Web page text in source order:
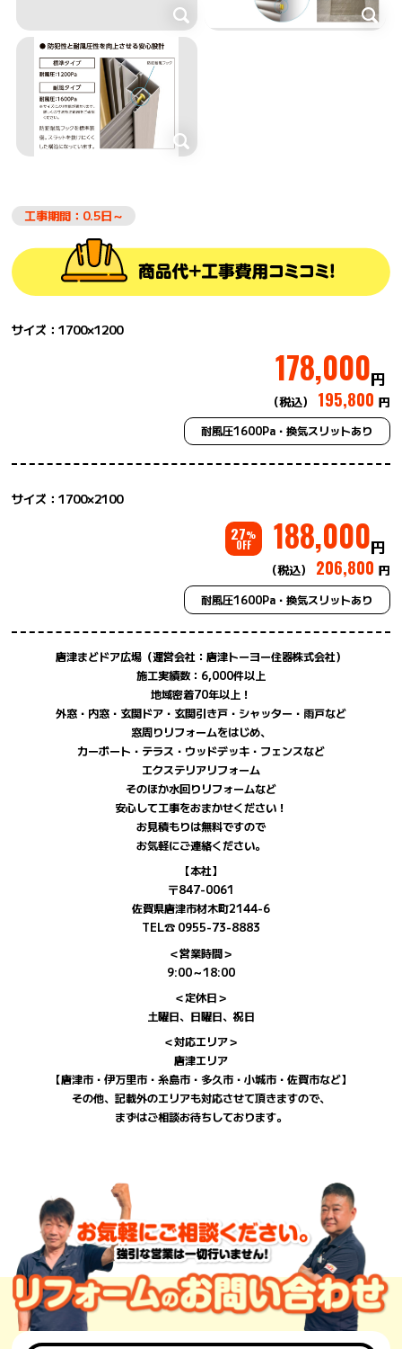
工事期間：0.5日～
サイズ：1700×1200
178,000円
（税込） 195,800 円
耐風圧1600Pa・換気スリットあり
サイズ：1700×2100
27%
OFF 188,000円
（税込） 206,800 円
耐風圧1600Pa・換気スリットあり
唐津まどドア広場（運営会社：唐津トーヨー住器株式会社）
施工実績数：6,000件以上
地域密着70年以上！
外窓・内窓・玄関ドア・玄関引き戸・シャッター・雨戸など
窓周りリフォームをはじめ、
カーポート・テラス・ウッドデッキ・フェンスなど
エクステリアリフォーム
そのほか水回りリフォームなど
安心して工事をおまかせください！
お見積もりは無料ですので
お気軽にご連絡ください。
【本社】
〒847-0061
佐賀県唐津市材木町2144-6
TEL☎ 0955-73-8883
＜営業時間＞
9:00～18:00
＜定休日＞
土曜日、日曜日、祝日
＜対応エリア＞
唐津エリア
【唐津市・伊万里市・糸島市・多久市・小城市・佐賀市など】
その他、記載外のエリアも対応させて頂きますので、
まずはご相談お待ちしております。